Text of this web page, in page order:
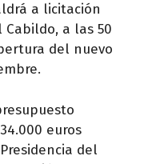
a licitación
a las 50
del nuevo
euros
del